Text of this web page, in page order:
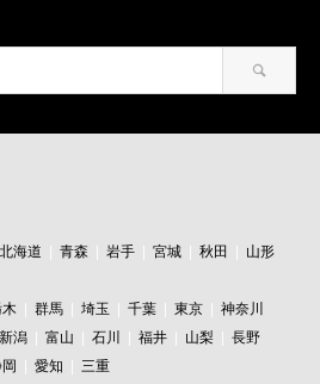
北海道 青森 岩手 宮城 秋田
山形
群馬 埼玉 千葉 東京
神奈川
新潟 富山 石川 福井 山梨
長野
愛知
三重